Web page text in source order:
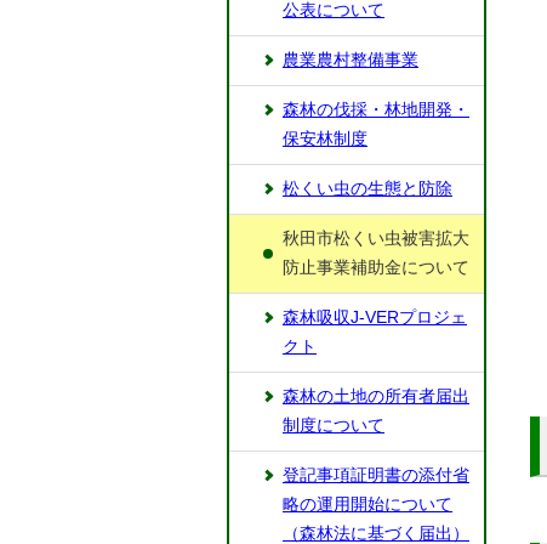
公表について
農業農村整備事業
森林の伐採・林地開発・
保安林制度
松くい虫の生態と防除
秋田市松くい虫被害拡大
防止事業補助金について
森林吸収J-VERプロジェ
クト
森林の土地の所有者届出
制度について
登記事項証明書の添付省
略の運用開始について
（森林法に基づく届出）